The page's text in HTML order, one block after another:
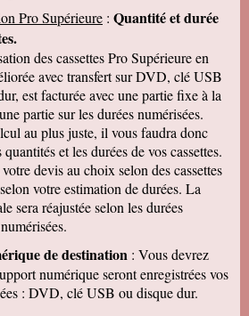
colis et vous remercie d'
travail délicat . J'ai visionné
et suis pour ma part satisfait , je
fils sera très heureux de
souvenirs. Merci beaucoup
du traitement de ma commande,
de votre professionalisme et
se présente de vous
je le ferai avec plaisir.
Pro Supérieure : Quantité et durée
des cassettes Pro Supérieure en
avec transfert sur DVD, clé USB
est facturée avec une partie fixe à la
partie sur les durées numérisées.
au plus juste, il vous faudra donc
et les durées de vos cassettes.
devis au choix selon des cassettes
votre estimation de durées. La
sera réajustée selon les durées
de destination : Vous devrez
numérique seront enregistrées vos
: DVD, clé USB ou disque dur.